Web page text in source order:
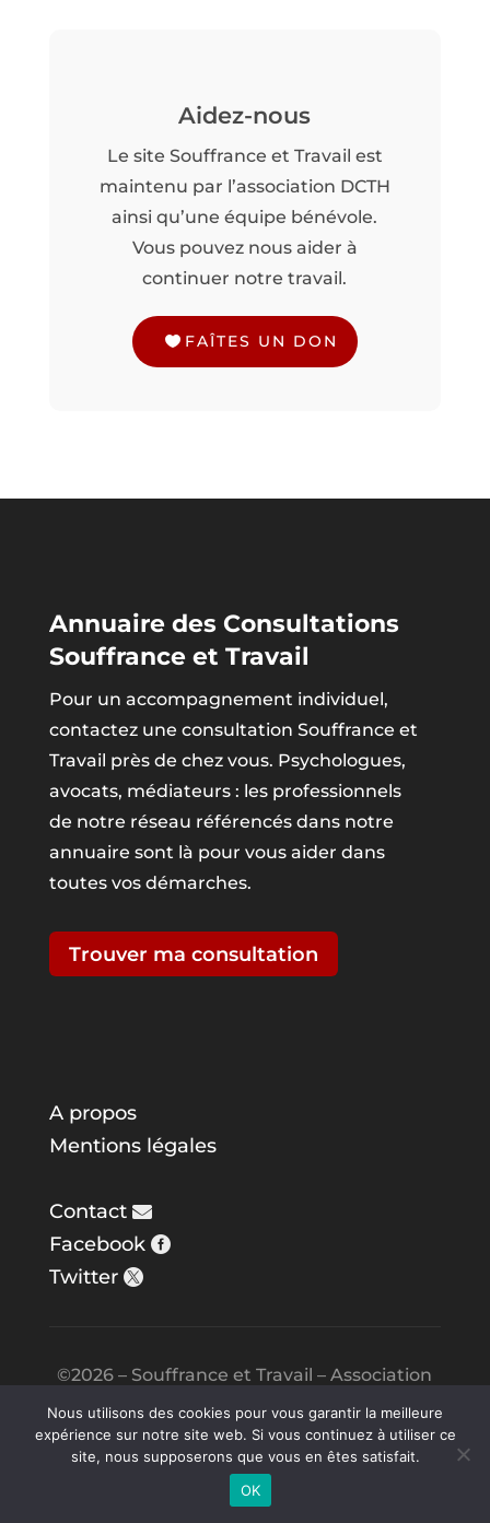
Aidez-nous
Le site Souffrance et Travail est
maintenu par l’association DCTH
ainsi qu’une équipe bénévole.
Vous pouvez nous aider à
continuer notre travail.
FAÎTES UN DON
Annuaire des Consultations
Souffrance et Travail
Pour un accompagnement individuel,
contactez une consultation Souffrance et
Travail près de chez vous. Psychologues,
avocats, médiateurs : les professionnels
de notre réseau référencés dans notre
annuaire sont là pour vous aider dans
toutes vos démarches.
Trouver ma consultation
A propos
Mentions légales
Contact
Facebook
Twitter
©2026 – Souffrance et Travail – Association
DCTH – Web parKarlotta&Steve in the
Night
Nous utilisons des cookies pour vous garantir la meilleure
expérience sur notre site web. Si vous continuez à utiliser ce
site, nous supposerons que vous en êtes satisfait.
OK